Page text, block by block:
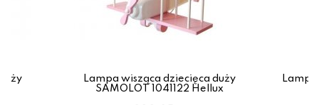
Lampa wisząca dziecięca duży
SAMOLOT 1041122 Hellux